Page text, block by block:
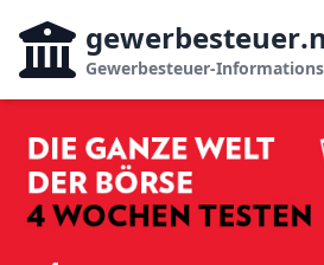
gewerbesteuer
Gewerbesteuer-